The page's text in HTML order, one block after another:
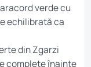
verde cu
echilibrată ca
dinZgarzi
complete înainte